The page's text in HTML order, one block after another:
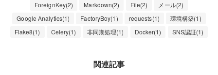
ForeignKey(2)
Markdown(2) File(2)
メール(2)
Google Analytics(1)
FactoryBoy(1) requests(1)
環境構築(1)
Flake8(1)
Celery(1) 非同期処理(1) Docker(1) SNS認証(1)
関連記事